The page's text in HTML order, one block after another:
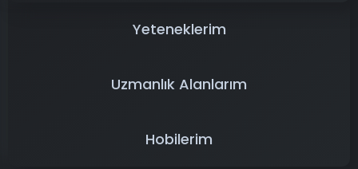
Yeteneklerim
Uzmanlık Alanlarım
Hobilerim